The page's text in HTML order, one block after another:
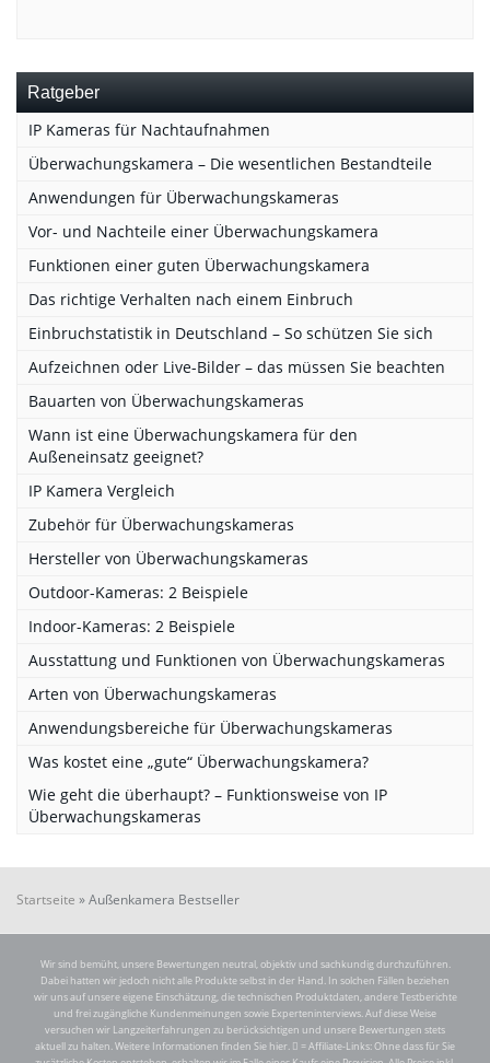
Ratgeber
IP Kameras für Nachtaufnahmen
Überwachungskamera – Die wesentlichen Bestandteile
Anwendungen für Überwachungskameras
Vor- und Nachteile einer Überwachungskamera
Funktionen einer guten Überwachungskamera
Das richtige Verhalten nach einem Einbruch
Einbruchstatistik in Deutschland – So schützen Sie sich
Aufzeichnen oder Live-Bilder – das müssen Sie beachten
Bauarten von Überwachungskameras
Wann ist eine Überwachungskamera für den
Außeneinsatz geeignet?
IP Kamera Vergleich
Zubehör für Überwachungskameras
Hersteller von Überwachungskameras
Outdoor-Kameras: 2 Beispiele
Indoor-Kameras: 2 Beispiele
Ausstattung und Funktionen von Überwachungskameras
Arten von Überwachungskameras
Anwendungsbereiche für Überwachungskameras
Was kostet eine „gute“ Überwachungskamera?
Wie geht die überhaupt? – Funktionsweise von IP
Überwachungskameras
Startseite »Außenkamera Bestseller